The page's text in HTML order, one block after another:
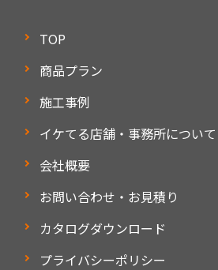
TOP
商品プラン
施工事例
イケてる店舗・事務所について
会社概要
お問い合わせ・お見積り
カタログダウンロード
プライバシーポリシー